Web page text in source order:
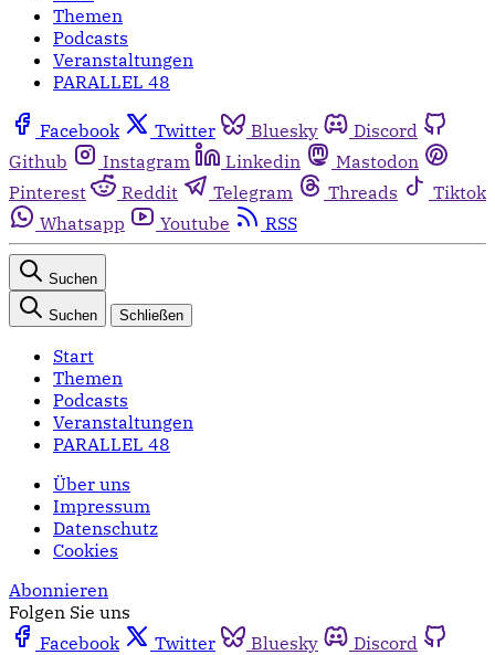
Themen
Podcasts
Veranstaltungen
PARALLEL 48
Facebook Twitter Bluesky
Discord
Github
Instagram Linkedin
Mastodon
Pinterest
Reddit Telegram Threads
Tiktok
Whatsapp
Youtube RSS
Suchen
Suchen Schließen
Start
Themen
Podcasts
Veranstaltungen
PARALLEL 48
Über uns
Impressum
Datenschutz
Cookies
Abonnieren
Folgen Sie uns
Facebook
Twitter Bluesky
Discord